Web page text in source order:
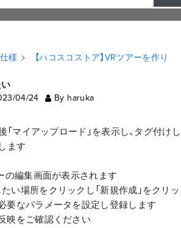
様
【ハコスコストア】VRツアーを作り
04/24 By haruka
「マイアップロード」を表示し、タグ付け
ます
の編集画面が表示されます
い場所をクリックし「新規作成」をクリ
要なパラメータを設定し登録します
映をご確認ください